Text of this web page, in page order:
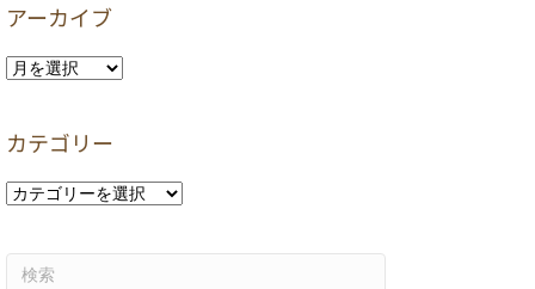
アーカイブ
ア
イ
カテゴリー
カ